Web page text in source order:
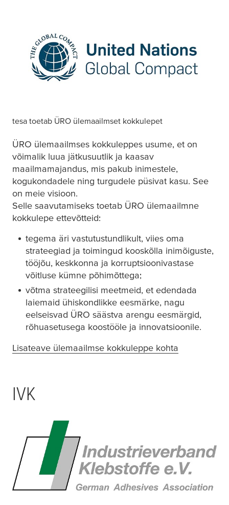
tesa toetab ÜRO ülemaailmset kokkulepet
ÜRO ülemaailmses kokkuleppes usume, et on
võimalik luua jätkusuutlik ja kaasav
maailmamajandus, mis pakub inimestele,
kogukondadele ning turgudele püsivat kasu. See
on meie visioon.
Selle saavutamiseks toetab ÜRO ülemaailmne
kokkulepe ettevõtteid:
tegema äri vastutustundlikult, viies oma
strateegiad ja toimingud kooskõlla inimõiguste,
tööjõu, keskkonna ja korruptsioonivastase
võitluse kümne põhimõttega;
võtma strateegilisi meetmeid, et edendada
laiemaid ühiskondlikke eesmärke, nagu
eelseisvad ÜRO säästva arengu eesmärgid,
rõhuasetusega koostööle ja innovatsioonile.
Lisateave ülemaailmse kokkuleppe kohta
IVK